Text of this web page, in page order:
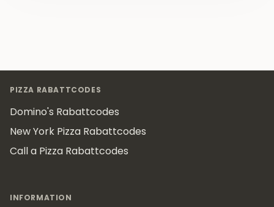
PIZZA RABATTCODES
Domino's Rabattcodes
New York Pizza Rabattcodes
Call a Pizza Rabattcodes
INFORMATION